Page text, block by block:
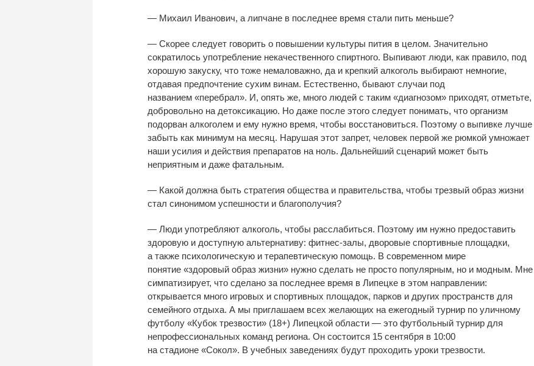
— Михаил Иванович, а липчане в последнее время стали пить меньше?
— Скорее следует говорить о повышении культуры пития в целом. Значительно
сократилось употребление некачественного спиртного. Выпивают люди, как правило, под
хорошую закуску, что тоже немаловажно, да и крепкий алкоголь выбирают немногие,
отдавая предпочтение сухим винам. Естественно, бывают случаи под
названием «перебрал». И, опять же, много людей с таким «диагнозом» приходят, отметьте,
добровольно на детоксикацию. Но даже после этого следует понимать, что организм
подорван алкоголем и ему нужно время, чтобы восстановиться. Поэтому о выпивке лучше
забыть как минимум на месяц. Нарушая этот запрет, человек первой же рюмкой умножает
наши усилия и действия препаратов на ноль. Дальнейший сценарий может быть
неприятным и даже фатальным.
— Какой должна быть стратегия общества и правительства, чтобы трезвый образ жизни
стал синонимом успешности и благополучия?
— Люди употребляют алкоголь, чтобы расслабиться. Поэтому им нужно предоставить
здоровую и доступную альтернативу: фитнес-залы, дворовые спортивные площадки,
а также психологическую и терапевтическую помощь. В современном мире
понятие «здоровый образ жизни» нужно сделать не просто популярным, но и модным. Мне
симпатизирует, что сделано за последнее время в Липецке в этом направлении:
открывается много игровых и спортивных площадок, парков и других пространств для
семейного отдыха. А мы приглашаем всех желающих на ежегодный турнир по уличному
футболу «Кубок трезвости» (18+) Липецкой области — это футбольный турнир для
непрофессиональных команд региона. Он состоится 15 сентября в 10:00
на стадионе «Сокол». В учебных заведениях будут проходить уроки трезвости.